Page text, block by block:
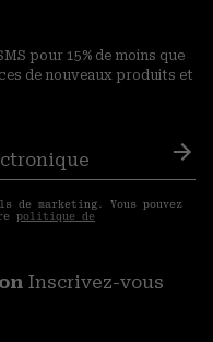
pour 15% de moins que
de nouveaux produits et
de marketing. Vous pouvez
politique de
Inscrivez-vous